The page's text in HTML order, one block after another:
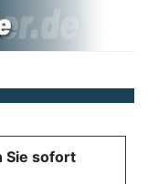
Sie sofort